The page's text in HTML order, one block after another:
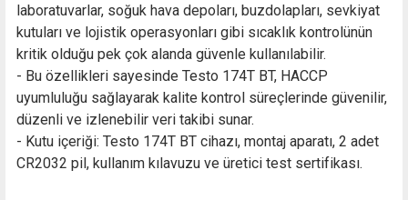
laboratuvarlar, soğuk hava depoları, buzdolapları, sevkiyat
kutuları ve lojistik operasyonları gibi sıcaklık kontrolünün
kritik olduğu pek çok alanda güvenle kullanılabilir.
- Bu özellikleri sayesinde Testo 174T BT, HACCP
uyumluluğu sağlayarak kalite kontrol süreçlerinde güvenilir,
düzenli ve izlenebilir veri takibi sunar.
- Kutu içeriği: Testo 174T BT cihazı, montaj aparatı, 2 adet
CR2032 pil, kullanım kılavuzu ve üretici test sertifikası.